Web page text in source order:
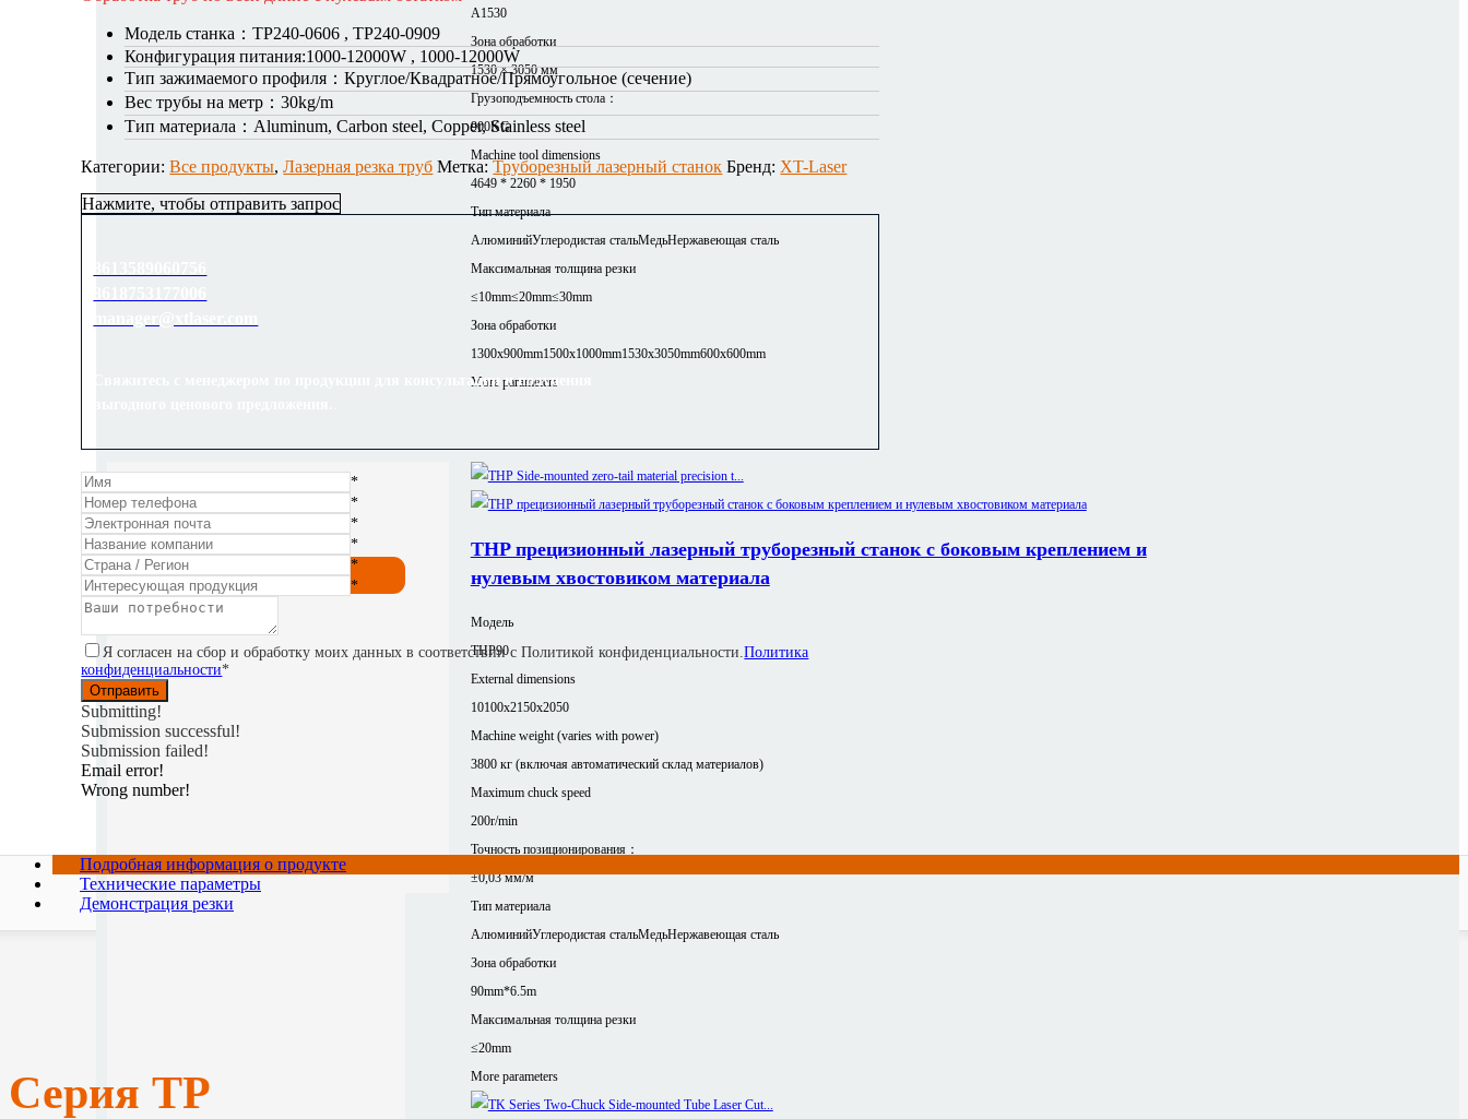
A1530
Зона обработки
1530 × 3050 мм
Грузоподъемность стола：
900KG
Machine tool dimensions
4649 * 2260 * 1950
Тип материала
АлюминийУглеродистая стальМедьНержавеющая сталь
Максимальная толщина резки
≤10mm≤20mm≤30mm
Зона обработки
1300x900mm1500x1000mm1530x3050mm600x600mm
More parameters
Лазерная Резка Труб
Посмотреть все
THP прецизионный лазерный труборезный станок с боковым креплением и
нулевым хвостовиком материала
Модель
THP90
External dimensions
10100x2150x2050
Machine weight (varies with power)
3800 кг (включая автоматический склад материалов)
Maximum chuck speed
200r/min
Точность позиционирования：
±0,03 мм/м
Тип материала
АлюминийУглеродистая стальМедьНержавеющая сталь
Зона обработки
90mm*6.5m
Максимальная толщина резки
≤20mm
More parameters
Модель станка：TP240-0606 , TP240-0909
Конфигурация питания:1000-12000W , 1000-12000W
Тип зажимаемого профиля：Круглое/Квадратное/Прямоугольное (сечение)
Вес трубы на метр：30kg/m
Тип материала： Aluminum, Carbon steel, Copper, Stainless steel
Категории:Все продукты,Лазерная резка труб Метка:Труборезный лазерный станок Бренд: XT-Laser
Нажмите, чтобы отправить запрос
Свяжитесь с менеджером по продукции для консультации и получения
*
*
*
*
*
*
Я согласен на сбор и обработку моих данных в соответствии с Политикой конфиденциальности.Политика
конфиденциальности*
Submitting!
Submission successful!
Submission failed!
Email error!
Wrong number!
Подробная информация о продукте
Технические параметры
Демонстрация резки
Серия TP